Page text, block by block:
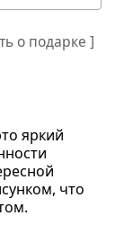
о подарке ]
яркий
что